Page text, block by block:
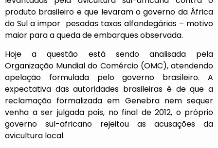
produto brasileiro e que levaram o governo da África
do Sul a impor pesadas taxas alfandegárias – motivo
maior para a queda de embarques observada.
Hoje a questão está sendo analisada pela
Organização Mundial do Comércio (OMC), atendendo
apelação formulada pelo governo brasileiro. A
expectativa das autoridades brasileiras é de que a
reclamação formalizada em Genebra nem sequer
venha a ser julgada pois, no final de 2012, o próprio
governo sul-africano rejeitou as acusações da
avicultura local.